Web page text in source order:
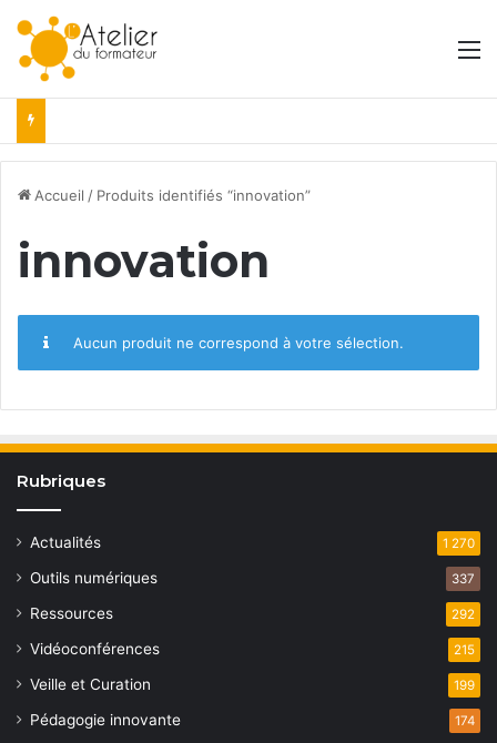
Accueil / Produits identifiés “innovation”
innovation
Aucun produit ne correspond à votre sélection.
Rubriques
Actualités 1 270
Outils numériques 337
Ressources 292
Vidéoconférences 215
Veille et Curation 199
Pédagogie innovante 174